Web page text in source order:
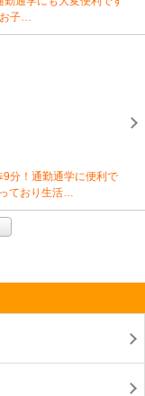
子…
分！通勤通学に便利で
ており生活…